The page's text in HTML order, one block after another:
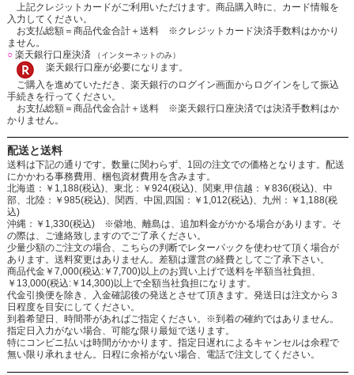
上記クレジットカードがご利用いただけます。商品購入時に、カード情報を
入力してください。
お支払総額＝商品代金合計＋送料 ※クレジットカード決済手数料はかかり
ません。
○楽天銀行口座決済 （インターネットのみ）
楽天銀行口座が必要になります。
ご購入を進めていただき、楽天銀行のログイン画面からログインをして振込
手続きを行ってください。
お支払総額＝商品代金合計＋送料 ※楽天銀行口座決済では決済手数料はか
かりません。
配送と送料
送料は下記の通りです。数量に関わらず、1回の注文での価格となります。配送
にかかわる事務費用、梱包資材費用を含みます。
北海道：￥1,188(税込)、東北：￥924(税込)、関東,甲信越：￥836(税込)、中
部、北陸：￥985(税込)、関西、中国,四国：￥1,012(税込)、九州：￥1,188(税
込)
沖縄：￥1,330(税込) ※僻地、離島は、追加料金がかかる場合があります。そ
の際は、ご連絡致しますのでご了承ください。
少量少額のご注文の場合、こちらの判断でレターパックを使わせて頂く場合が
あります。送料変更はありません。差額は運営の経費としてご了承下さい。
商品代金￥7,000(税込:￥7,700)以上のお買い上げで送料を半額当社負担、
￥13,000(税込:￥14,300)以上で全額当社負担になります。
代金引換便を除き、入金確認後の発送とさせて頂きます。発送日は注文から３
日程度を目安にしてください。
到着希望日、時間帯があればご指定ください。※到着の確約ではありません。
指定日入力がない場合、可能な限り最短で送ります。
特にコンビニ払いは時間がかかります。指定日遅れによるキャンセルは余程で
無い限り承れません。日程に余裕がない場合、電話で注文してください。